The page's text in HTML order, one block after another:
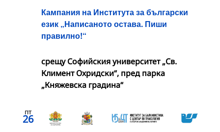
Кампания на Института за български
език „Написаното остава. Пиши
правилно!“
срещу Софийския университет „Св.
Климент Охридски“, пред парка
„Княжевска градина“
пт
26